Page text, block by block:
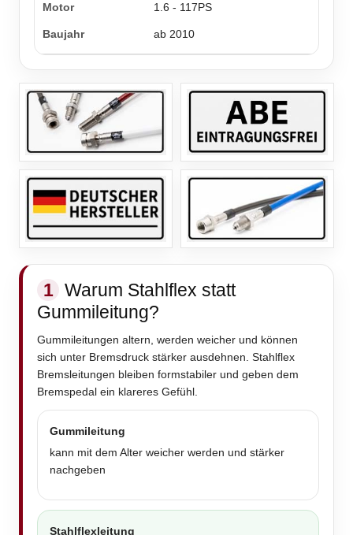
1.6 - 117PS
ab 2010
1 Warum Stahlflex statt
Gummileitung?
Gummileitungen altern, werden weicher und können
sich unter Bremsdruck stärker ausdehnen. Stahlflex
Bremsleitungen bleiben formstabiler und geben dem
Bremspedal ein klareres Gefühl.
Gummileitung
kann mit dem Alter weicher werden und stärker
nachgeben
Stahlflexleitung